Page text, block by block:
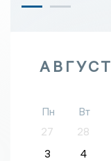
АВГУСТ
Пн Вт
27
28
3
4